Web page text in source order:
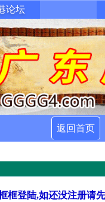
论坛
返回首页
框登陆,如还没注册请